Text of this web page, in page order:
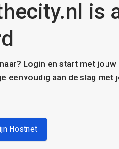
is
Login en start met
eenvoudig aan de slag met
Hostnet